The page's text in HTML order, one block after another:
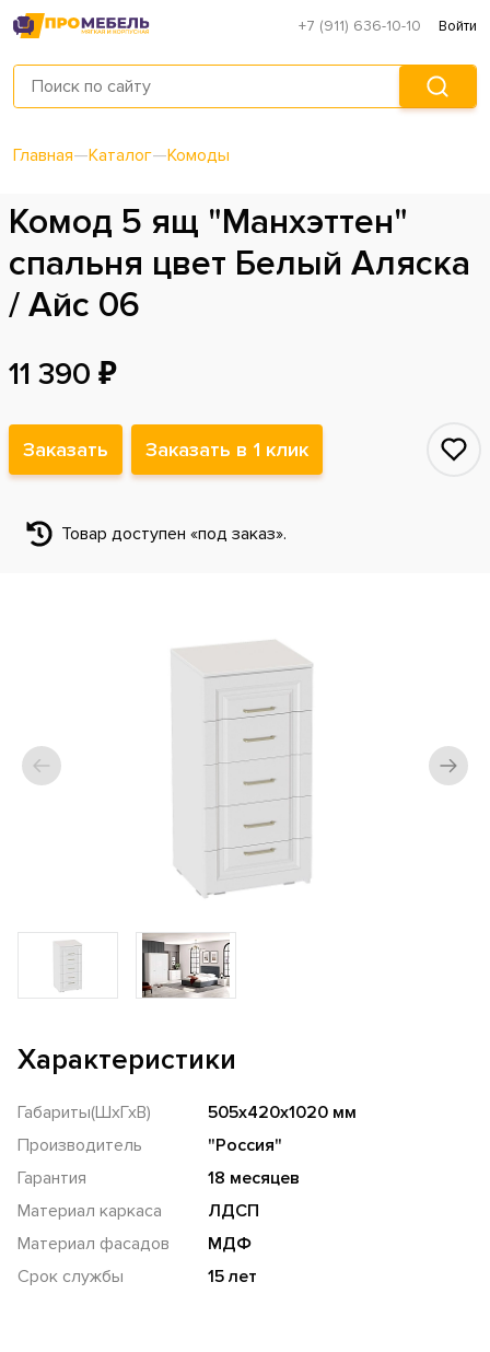
+7 (911) 636-10-10 Войти
Главная—Каталог—Комоды
Комод 5 ящ "Манхэттен"
спальня цвет Белый Аляска
/ Айс 06
11 390 ₽
Заказать Заказать в 1 клик
Товар доступен «под заказ».
Характеристики
Габариты(ШхГхВ)
505х420х1020 мм
Производитель
"Россия"
Гарантия
18 месяцев
Материал каркаса
ЛДСП
Материал фасадов
МДФ
Срок службы
15 лет